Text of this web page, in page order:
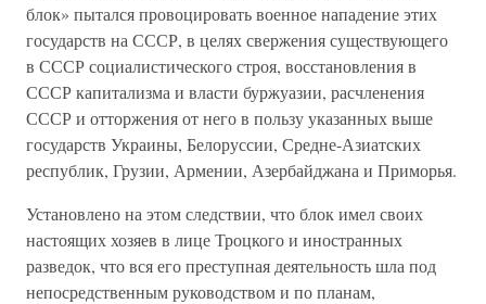
блок» пытался провоцировать военное нападение этих
государств на СССР, в целях свержения существующего
в СССР социалистического строя, восстановления в
СССР капитализма и власти буржуазии, расчленения
СССР и отторжения от него в пользу указанных выше
государств Украины, Белоруссии, Средне-Азиатских
республик, Грузии, Армении, Азербайджана и Приморья.
Установлено на этом следствии, что блок имел своих
настоящих хозяев в лице Троцкого и иностранных
разведок, что вся его преступная деятельность шла под
непосредственным руководством и по планам,